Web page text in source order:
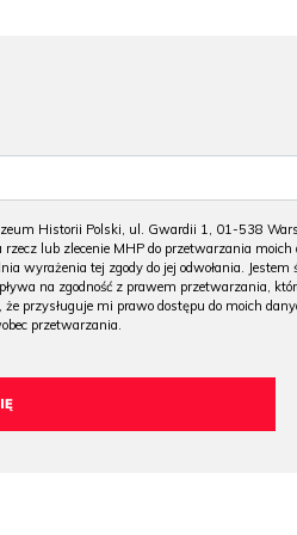
Historii Polski, ul. Gwardii 1, 01-538
lub zlecenie MHP do przetwarzania
wyrażenia tej zgody do jej odwołania.
na zgodność z prawem przetwarzania,
przysługuje mi prawo dostępu do moich
przetwarzania.